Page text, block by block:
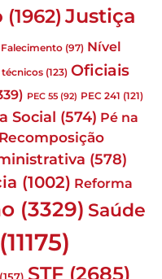
(1962) Justiça
(97) Nível
técnicos (123) Oficiais
PEC 55 (92) PEC 241 (121)
Social (574) Pé na
Recomposição
(578)
(1002) Reforma
(3329) Saúde
(11175)
STF (2685)